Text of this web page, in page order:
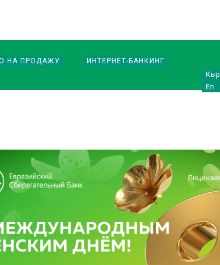
НА ПРОДАЖУ ИНТЕРНЕТ-БАНКИНГ
Кыр.
En.